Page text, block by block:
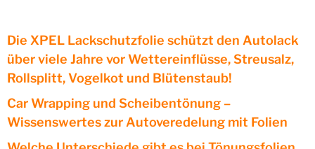
Die XPEL Lackschutzfolie schützt den Autolack
über viele Jahre vor Wettereinflüsse, Streusalz,
Rollsplitt, Vogelkot und Blütenstaub!
Car Wrapping und Scheibentönung –
Wissenswertes zur Autoveredelung mit Folien